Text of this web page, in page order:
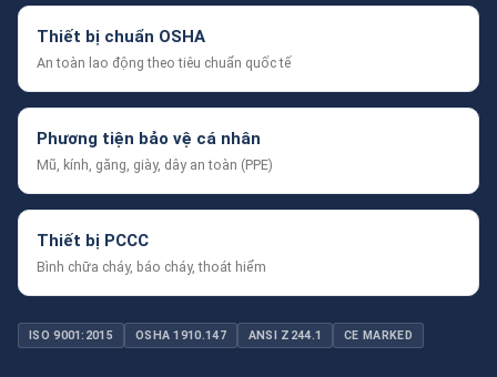
Thiết bị chuẩn OSHA
An toàn lao động theo tiêu chuẩn quốc tế
Phương tiện bảo vệ cá nhân
Mũ, kính, găng, giày, dây an toàn (PPE)
Thiết bị PCCC
Bình chữa cháy, báo cháy, thoát hiểm
ISO 9001:2015 OSHA 1910.147 ANSI Z244.1 CE MARKED